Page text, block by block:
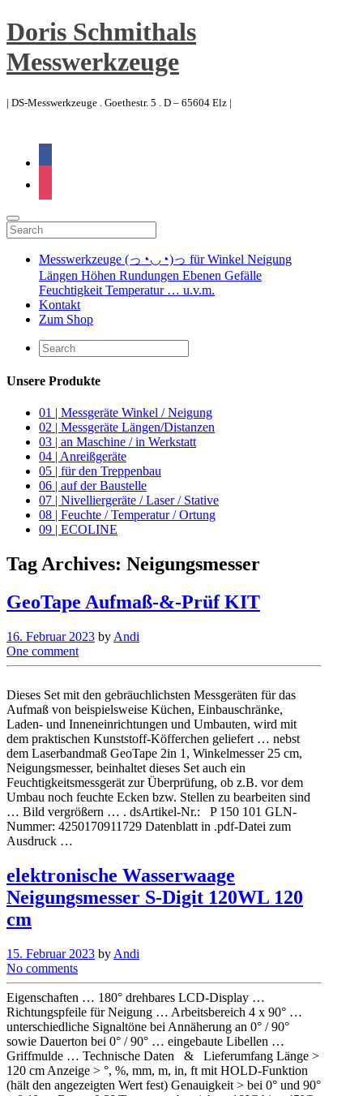
Doris Schmithals
Messwerkzeuge
| DS-Messwerkzeuge . Goethestr. 5 . D – 65604 Elz |
Messwerkzeuge (っ◔◡◔)っ für Winkel Neigung
Längen Höhen Rundungen Ebenen Gefälle
Feuchtigkeit Temperatur … u.v.m.
Kontakt
Zum Shop
Unsere Produkte
01 | Messgeräte Winkel / Neigung
02 | Messgeräte Längen/Distanzen
03 | an Maschine / in Werkstatt
04 | Anreißgeräte
05 | für den Treppenbau
06 | auf der Baustelle
07 | Nivelliergeräte / Laser / Stative
08 | Feuchte / Temperatur / Ortung
09 | ECOLINE
Tag Archives: Neigungsmesser
GeoTape Aufmaß-&-Prüf KIT
16. Februar 2023 by Andi
One comment
Dieses Set mit den gebräuchlichsten Messgeräten für das
Aufmaß von beispielsweise Küchen, Einbauschränke,
Laden- und Inneneinrichtungen und Umbauten, wird mit
dem praktischen Kunststoff-Köfferchen geliefert … nebst
dem Laserbandmaß GeoTape 2in 1, Winkelmesser 25 cm,
Neigungsmesser, beinhaltet dieses Set auch ein
Feuchtigkeitsmessgerät zur Überprüfung, ob z.B. vor dem
Umbau noch feuchte Ecken bzw. Stellen zu bearbeiten sind
… Bild vergrößern … . dsArtikel-Nr.: P 150 101 GLN-
Nummer: 4250170911729 Datenblatt in .pdf-Datei zum
Ausdruck …
elektronische Wasserwaage
Neigungsmesser S-Digit 120WL 120
cm
15. Februar 2023 by Andi
No comments
Eigenschaften … 180° drehbares LCD-Display …
Richtungspfeile für Neigung … Arbeitsbereich 4 x 90° …
unterschiedliche Signaltöne bei Annäherung an 0° / 90°
sowie Dauerton bei 0° / 90° … eingebaute Libellen …
Griffmulde … Technische Daten & Lieferumfang Länge >
120 cm Anzeige > °, %, mm, m, in, ft mit HOLD-Funktion
(hält den angezeigten Wert fest) Genauigkeit > bei 0° und 90°